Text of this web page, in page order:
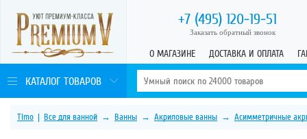
+7 (495) 120-19-51
Заказать обратный звонок
О МАГАЗИНЕ ДОСТАВКА И ОПЛАТА
КАТАЛОГ ТОВАРОВ
Timo | Все для ванной → Ванны → Акриловые ванны → Асимметричные